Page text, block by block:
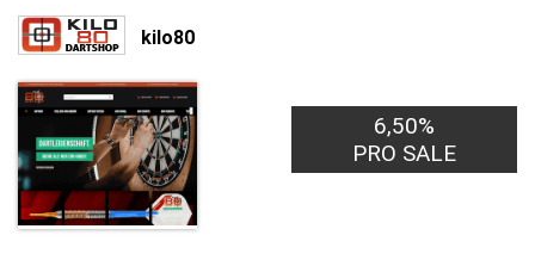
kilo80
6,50%
PRO SALE